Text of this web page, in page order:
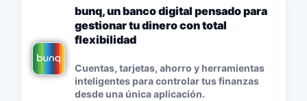
bunq, un banco digital pensado para
gestionar tu dinero con total
flexibilidad
Cuentas, tarjetas, ahorro y herramientas
inteligentes para controlar tus finanzas
desde una única aplicación.